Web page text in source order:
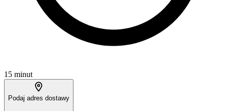
15 minut
Podaj adres dostawy